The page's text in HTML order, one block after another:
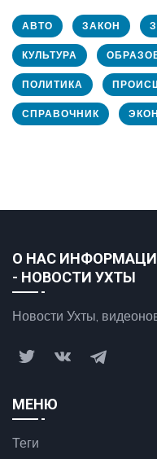
АВТО ЗАКОН
КУЛЬТУРА
ПОЛИТИКА
СПРАВОЧНИК
О НАС
- НОВОСТИ УХТЫ
Новости Ухты,
МЕНЮ
Теги